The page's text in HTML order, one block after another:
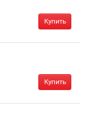
Купить
Купить